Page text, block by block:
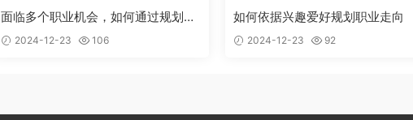
面临多个职业机会，如何通过规划抉
择 2024-12-23 106
如何依据兴趣爱好规划职业走向
2024-12-23 92